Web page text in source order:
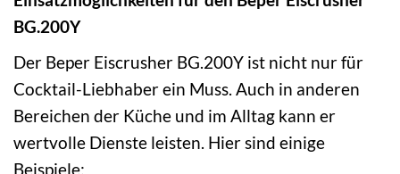
BG.200Y
Der Beper Eiscrusher BG.200Y ist nicht nur für
Cocktail-Liebhaber ein Muss. Auch in anderen
Bereichen der Küche und im Alltag kann er
wertvolle Dienste leisten. Hier sind einige
Beispiele: